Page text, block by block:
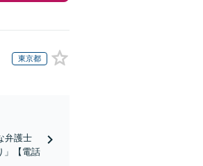
東京都
弁護士
」【電話